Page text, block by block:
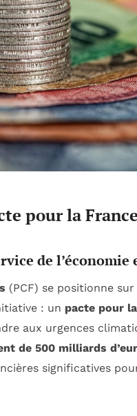
pour la
de l’économie
(PCF) se positionne
: un pacte pour
aux urgences
de 500 milliards
significatives